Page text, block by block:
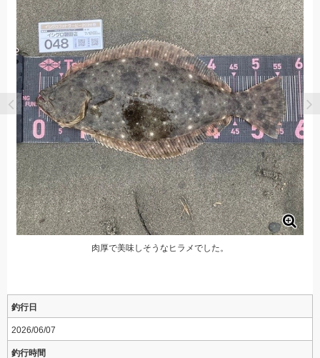
肉厚で美味しそうなヒラメでした。
釣行日
2026/06/07
釣行時間